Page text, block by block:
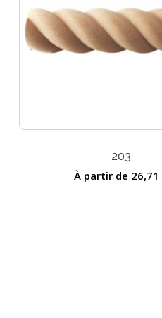
203
À partir de 26,71